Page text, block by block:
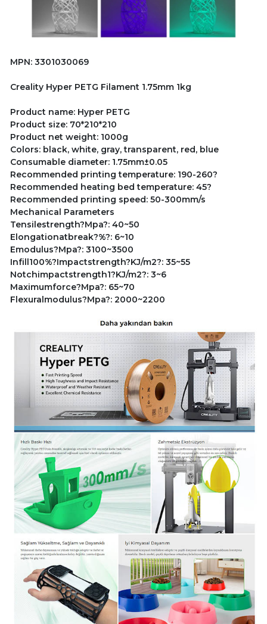
MPN: 3301030069
Creality Hyper PETG Filament 1.75mm 1kg
Product name: Hyper PETG
Product size: 70*210*210
Product net weight: 1000g
Colors: black, white, gray, transparent, red, blue
Consumable diameter: 1.75mm±0.05
Recommended printing temperature: 190-260?
Recommended heating bed temperature: 45?
Recommended printing speed: 50-300mm/s
Mechanical Parameters
Tensilestrength?Mpa?: 40~50
Elongationatbreak?%?: 6~10
Emodulus?Mpa?: 3100~3500
Infill100%?Impactstrength?KJ/m2?: 35~55
Notchimpactstrength1?KJ/m2?: 3~6
Maximumforce?Mpa?: 65~70
Flexuralmodulus?Mpa?: 2000~2200